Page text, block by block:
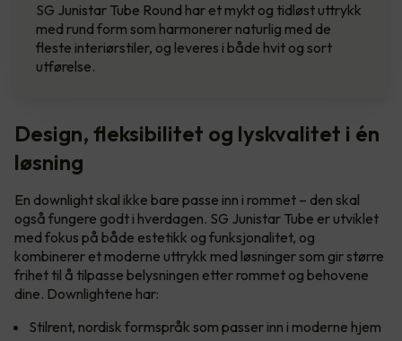
SG Junistar Tube Round har et mykt og tidløst uttrykk
med rund form som harmonerer naturlig med de
fleste interiørstiler, og leveres i både hvit og sort
utførelse.
Design, fleksibilitet og lyskvalitet i én
løsning
En downlight skal ikke bare passe inn i rommet – den skal
også fungere godt i hverdagen. SG Junistar Tube er utviklet
med fokus på både estetikk og funksjonalitet, og
kombinerer et moderne uttrykk med løsninger som gir større
frihet til å tilpasse belysningen etter rommet og behovene
dine. Downlightene har:
Stilrent, nordisk formspråk som passer inn i moderne hjem